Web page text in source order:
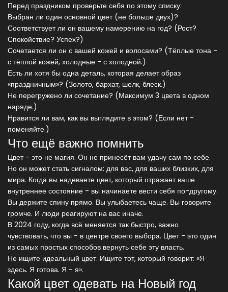
Перед праздником проверьте себя по этому списку:
Выбран ли один основной цвет (не больше двух)?
Соответствует ли он вашему намерению на год? (Рост?
Спокойствие? Успех?)
Сочетается ли он с вашей кожей и волосами? (Тёплые тона -
с тёплой кожей, холодные - с холодной.)
Есть ли хотя бы одна деталь, которая делает образ
«праздничным»? (Золото, бархат, шелк, блеск.)
Не перегружено ли сочетание? (Максимум 3 цвета в одном
наряде.)
Нравится ли вам, как вы выглядите в этом? (Если нет -
поменяйте.)
Что ещё важно помнить
Цвет - это не магия. Он не принесёт вам удачу сам по себе.
Но он может стать сигналом: для вас, для ваших близких, для
мира. Когда вы надеваете цвет, который отражает ваше
внутреннее состояние - вы начинаете вести себя по-другому.
Вы держите спину прямо. Вы улыбаетесь чаще. Вы говорите
громче. И люди реагируют на вас иначе.
В 2024 году, когда всё меняется так быстро, важно
чувствовать, что вы - в центре своего выбора. Цвет - это один
из самых простых способов вернуть себе эту власть.
Не ищите идеальный цвет. Ищите тот, который говорит: «Я
здесь. Я готова. Я - я».
Какой цвет одевать на Новый год